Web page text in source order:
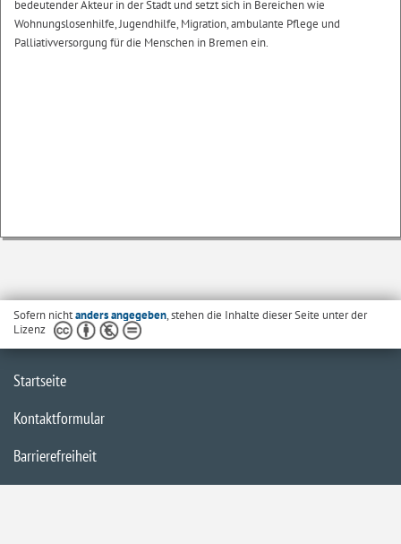
bedeutender Akteur in der Stadt und setzt sich in Bereichen wie
Wohnungslosenhilfe, Jugendhilfe, Migration, ambulante Pflege und
Palliativversorgung für die Menschen in Bremen ein.
Sofern nichtanders angegeben, stehen die Inhalte dieser Seite unter der
Lizenz
Startseite
Kontaktformular
Barrierefreiheit